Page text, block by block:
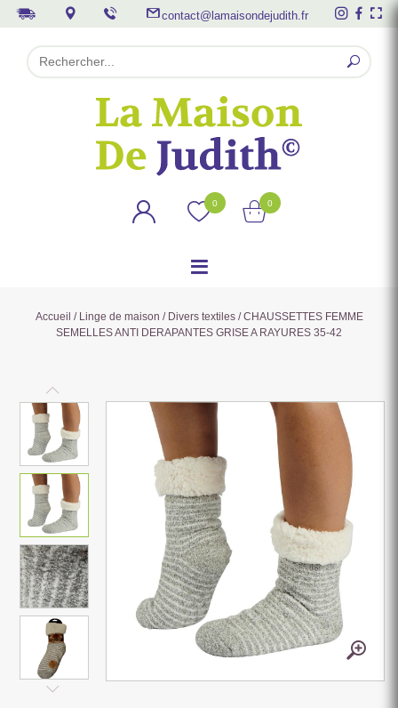
contact@lamaisondejudith.fr
0 0
Accueil / Linge de maison / Divers textiles/ CHAUSSETTES FEMME
SEMELLES ANTI DERAPANTES GRISE A RAYURES 35-42